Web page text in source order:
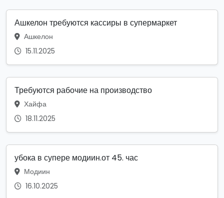
Ашкелон требуются кассиры в супермаркет
Ашкелон
15.11.2025
Требуются рабочие на производство
Хайфа
18.11.2025
убока в супере модиин.от 45. час
Модиин
16.10.2025